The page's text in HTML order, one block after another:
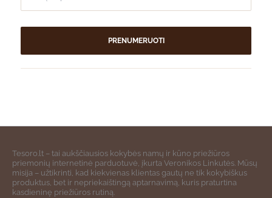
PRENUMERUOTI
Tesoro.lt – tai aukščiausios kokybės namų ir kūno priežiūros
priemonių internetinė parduotuvė, įkurta Veronikos Linkutės. Mūsų
misija – užtikrinti, kad kiekvienas klientas gautų ne tik kokybiškus
produktus, bet ir nepriekaištingą aptarnavimą, kuris praturtina
kasdieninę priežiūros rutiną.